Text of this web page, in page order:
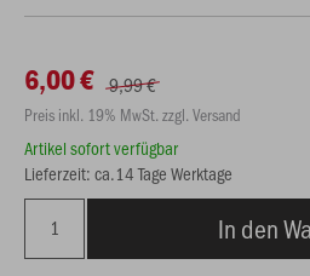
6,00 € 9,99 €
Preis inkl. 19% MwSt. zzgl. Versand
Artikel sofort verfügbar
Lieferzeit: ca.14 Tage Werktage
In den